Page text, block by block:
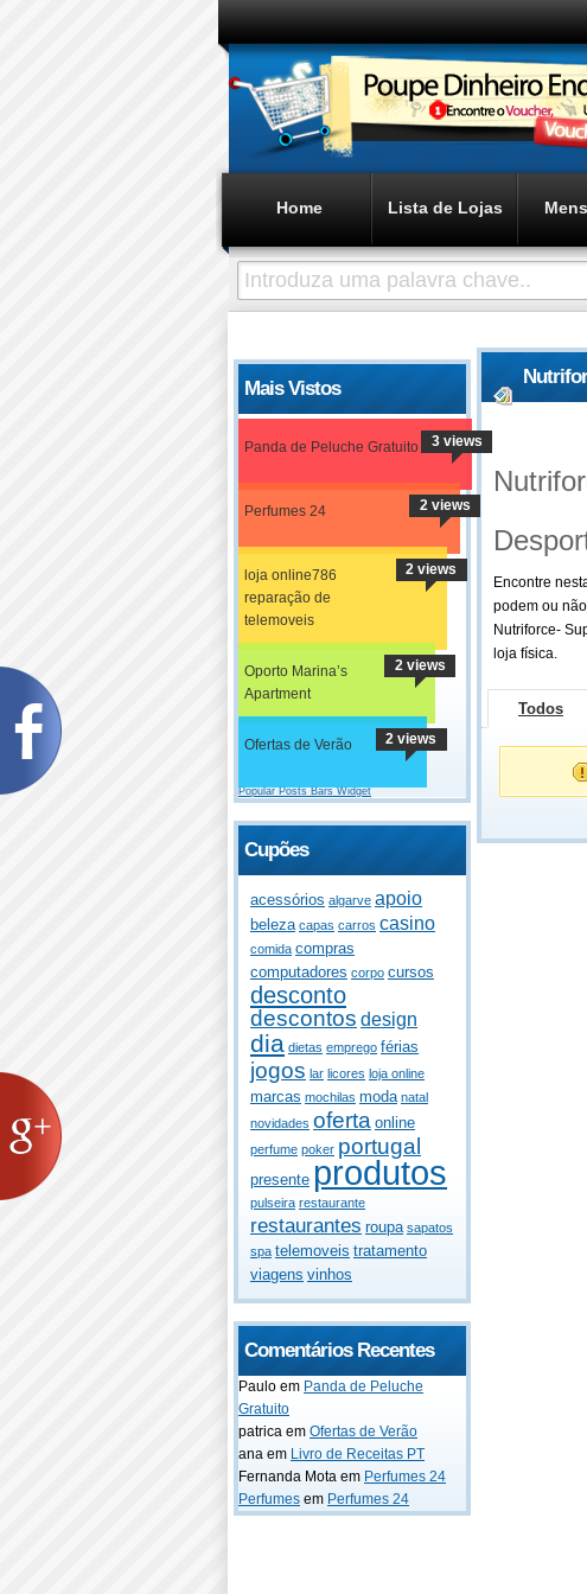
Home Lista de Lojas
Mais Vistos
Panda de Peluche Gratuito 3 views
Perfumes 24 2 views
loja online786
reparação de
telemoveis
2 views
Oporto Marina’s
Apartment
2 views
Ofertas de Verão 2 views
Popular Posts Bars Widget
Cupões
acessórios algarve apoio
beleza capas carros casino
comida compras
computadores corpo cursos
desconto
descontos design
dia dietas emprego férias
jogos lar licores loja online
marcas mochilas moda natal
novidades oferta online
perfume poker portugal
presente produtos
pulseira restaurante
restaurantes roupa sapatos
spa telemoveis tratamento
viagens vinhos
Comentários Recentes
Paulo em Panda de Peluche
Gratuito
patrica em Ofertas de Verão
ana em Livro de Receitas PT
Fernanda Mota em Perfumes 24
Perfumes em Perfumes 24
Encontre
podem ou
Nutriforce-
loja física.
Todos